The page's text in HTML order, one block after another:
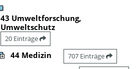
43 Umweltforschung,
Umweltschutz
20 Einträge
44 Medizin 707 Einträge